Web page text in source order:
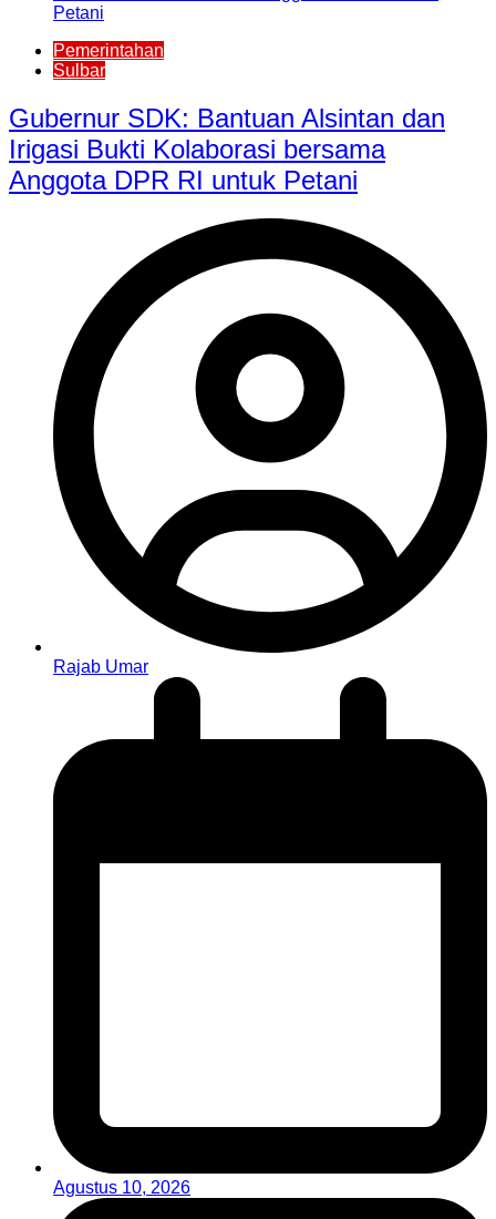
Pemerintahan
Sulbar
Gubernur SDK: Bantuan Alsintan dan
Irigasi Bukti Kolaborasi bersama
Anggota DPR RI untuk Petani
Rajab Umar
Agustus 10, 2026